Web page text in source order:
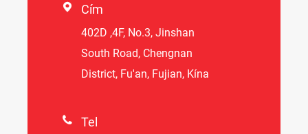
 Cím
402D ,4F, No.3, Jinshan
South Road, Chengnan
District, Fu'an, Fujian, Kína
 Tel